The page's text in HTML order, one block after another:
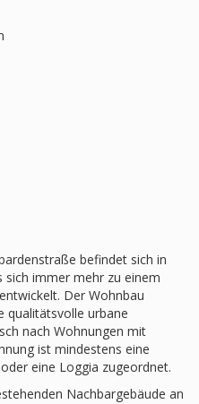
befindet sich in
sich immer mehr zu einem
Der Wohnbau
qualitätsvolle urbane
nach Wohnungen mit
ist mindestens eine
eine Loggia zugeordnet.
Nachbargebäude an